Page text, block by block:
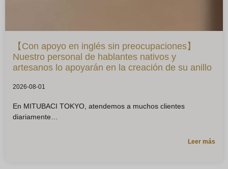
【Con apoyo en inglés sin preocupaciones】
Nuestro personal de hablantes nativos y
artesanos lo apoyarán en la creación de su anillo
2026-08-01
En MITUBACI TOKYO, atendemos a muchos clientes
diariamente
Leer más